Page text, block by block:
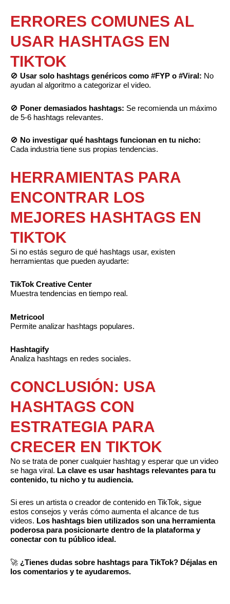
ERRORES COMUNES AL
USAR HASHTAGS EN
TIKTOK
🚫 Usar solo hashtags genéricos como #FYP o #Viral: No
ayudan al algoritmo a categorizar el video.
🚫 Poner demasiados hashtags: Se recomienda un máximo
de 5-6 hashtags relevantes.
🚫 No investigar qué hashtags funcionan en tu nicho:
Cada industria tiene sus propias tendencias.
HERRAMIENTAS PARA
ENCONTRAR LOS
MEJORES HASHTAGS EN
TIKTOK
Si no estás seguro de qué hashtags usar, existen
herramientas que pueden ayudarte:
TikTok Creative Center
Muestra tendencias en tiempo real.
Metricool
Permite analizar hashtags populares.
Hashtagify
Analiza hashtags en redes sociales.
CONCLUSIÓN: USA
HASHTAGS CON
ESTRATEGIA PARA
CRECER EN TIKTOK
No se trata de poner cualquier hashtag y esperar que un video
se haga viral. La clave es usar hashtags relevantes para tu
contenido, tu nicho y tu audiencia.
Si eres un artista o creador de contenido en TikTok, sigue
estos consejos y verás cómo aumenta el alcance de tus
videos. Los hashtags bien utilizados son una herramienta
poderosa para posicionarte dentro de la plataforma y
conectar con tu público ideal.
🚀 ¿Tienes dudas sobre hashtags para TikTok? Déjalas en
los comentarios y te ayudaremos.